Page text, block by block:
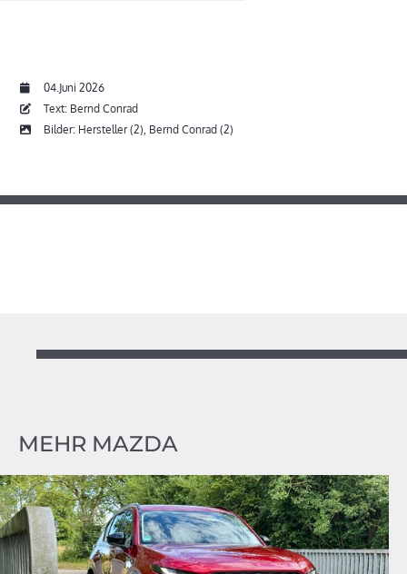
04.Juni 2026
Text: Bernd Conrad
Bilder: Hersteller (2), Bernd Conrad (2)
MEHR MAZDA